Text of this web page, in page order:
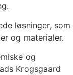
løsninger, som
og materialer.
og
Krogsgaard